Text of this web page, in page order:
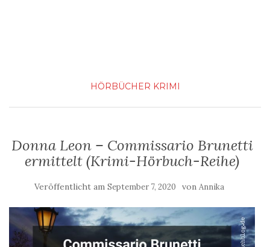
HÖRBÜCHER KRIMI
Donna Leon – Commissario Brunetti
ermittelt (Krimi-Hörbuch-Reihe)
Veröffentlicht am September 7, 2020 von Annika